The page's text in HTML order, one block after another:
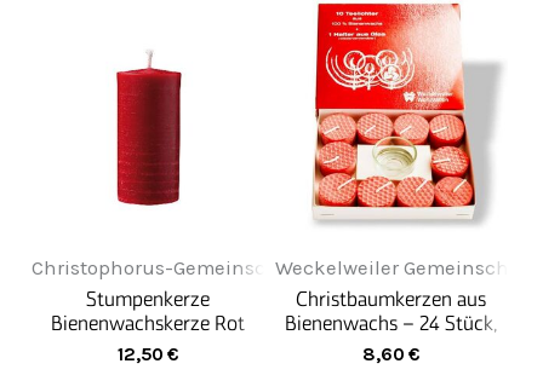
Christophorus-Gemeinschaft
Stumpenkerze
Bienenwachskerze Rot
ø6cm x 14cm
12,50 €
Weckelweiler
Christbaumkerzen aus
Bienenwachs – 24 Stück,
Rot
8,60 €